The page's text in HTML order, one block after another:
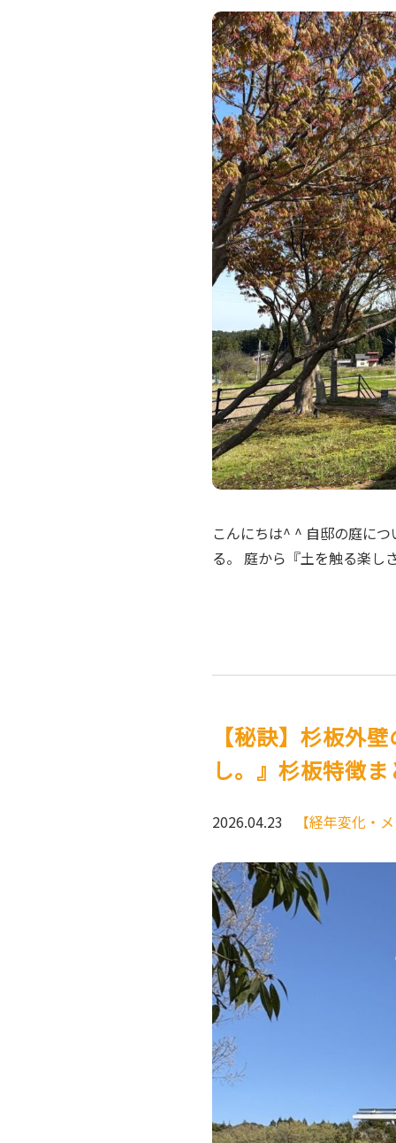
こんにちは^ ^ 自邸の庭に
る。 庭から『土を触る楽
【秘訣】杉板外
し。』杉板特徴
2026.04.23 【経年変化・